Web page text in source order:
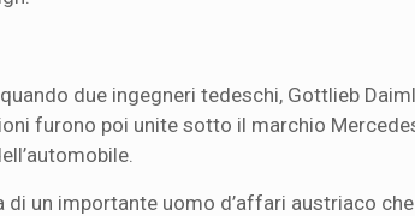
due ingegneri tedeschi, Gottlieb
furono poi unite sotto il marchio
un importante uomo d’affari austriaco